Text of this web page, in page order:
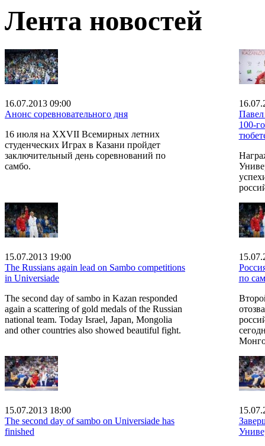
Лента новостей
16.07.2013 09:00
Анонс соревновательного дня
16 июля на XXVII Всемирных летних
студенческих Играх в Казани пройдет
заключительный день соревнований по
самбо.
Павел
100-
15.07.2013 19:00
The Russians again lead on Sambo competitions
in Universiade
The second day of sambo in Kazan responded
again a scattering of gold medals of the Russian
national team. Today Israel, Japan, Mongolia
and other countries also showed beautiful fight.
по
15.07.2013 18:00
The second day of sambo on Universiade has
finished